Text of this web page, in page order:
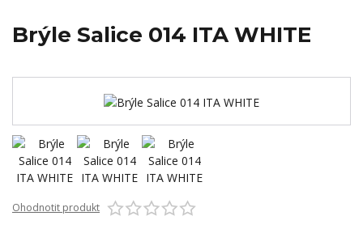
Brýle Salice 014 ITA WHITE
Ohodnotit produkt